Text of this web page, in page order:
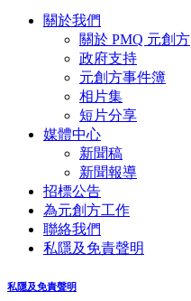
關於我們
關於 PMQ 元創方
政府支持
元創方事件簿
相片集
短片分享
媒體中心
新聞稿
新聞報導
招標公告
為元創方工作
聯絡我們
私隱及免責聲明
私隱及免責聲明